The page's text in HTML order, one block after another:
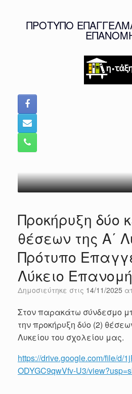
ΠΡΟΤΥΠΟ
Προκήρυξη δύο
θέσεων της Α΄
Πρότυπο
Λύκειο
Δημοσιεύτηκε στις 14/11/2025
Στον παρακάτω σύνδεσμο
την προκήρυξη δύο (2)
Λυκείου του σχολείου μας.
https://drive.google.com/file/d/
ODYGC9qwVfv-U3/